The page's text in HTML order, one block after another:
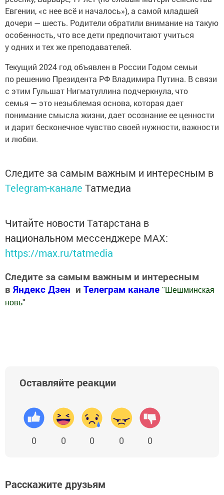
Евгении, «с нее всё и началось»), а самой младшей
дочери — шесть. Родители обратили внимание на такую
особенность, что все дети предпочитают учиться
у одних и тех же преподавателей.
Текущий 2024 год объявлен в России Годом семьи
по решению Президента РФ Владимира Путина. В связи
с этим Гульшат Нигматуллина подчеркнула, что
семья — это незыблемая основа, которая дает
понимание смысла жизни, дает осознание ее ценности
и дарит бесконечное чувство своей нужности, важности
и любви.
Следите за самым важным и интересным в
Telegram-канале Татмедиа
Читайте новости Татарстана в
национальном мессенджере MАХ:
https://max.ru/tatmedia
Следите за самым важным и интересным
в Яндекс Дзен и Телеграм канале " Шешминская
новь"
Оставляйте реакции
0 0 0 0 0
Расскажите друзьям